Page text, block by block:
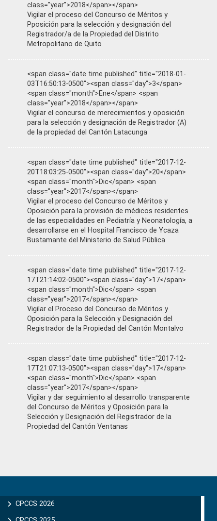
class="year">2018</span></span>
Vigilar el proceso del Concurso de Méritos y
Pposición para la selección y designación del
Registrador/a de la Propiedad del Distrito
Metropolitano de Quito
<span class="date time published" title="2018-01-
03T16:50:13-0500"><span class="day">3</span>
<span class="month">Ene</span> <span
class="year">2018</span></span>
Vigilar el concurso de merecimientos y oposición
para la selección y designación de Registrador (A)
de la propiedad del Cantón Latacunga
<span class="date time published" title="2017-12-
20T18:03:25-0500"><span class="day">20</span>
<span class="month">Dic</span> <span
class="year">2017</span></span>
Vigilar el proceso del Concurso de Méritos y
Oposición para la provisión de médicos residentes
de las especialidades en Pediatría y Neonatología, a
desarrollarse en el Hospital Francisco de Ycaza
Bustamante del Ministerio de Salud Pública
<span class="date time published" title="2017-12-
17T21:14:02-0500"><span class="day">17</span>
<span class="month">Dic</span> <span
class="year">2017</span></span>
Vigilar el Proceso del Concurso de Méritos y
Oposición para la Selección y Designación del
Registrador de la Propiedad del Cantón Montalvo
<span class="date time published" title="2017-12-
17T21:07:13-0500"><span class="day">17</span>
<span class="month">Dic</span> <span
class="year">2017</span></span>
Vigilar y dar seguimiento al desarrollo transparente
del Concurso de Méritos y Oposición para la
Selección y Designación del Registrador de la
Propiedad del Cantón Ventanas
Sidebar
CPCCS 2026